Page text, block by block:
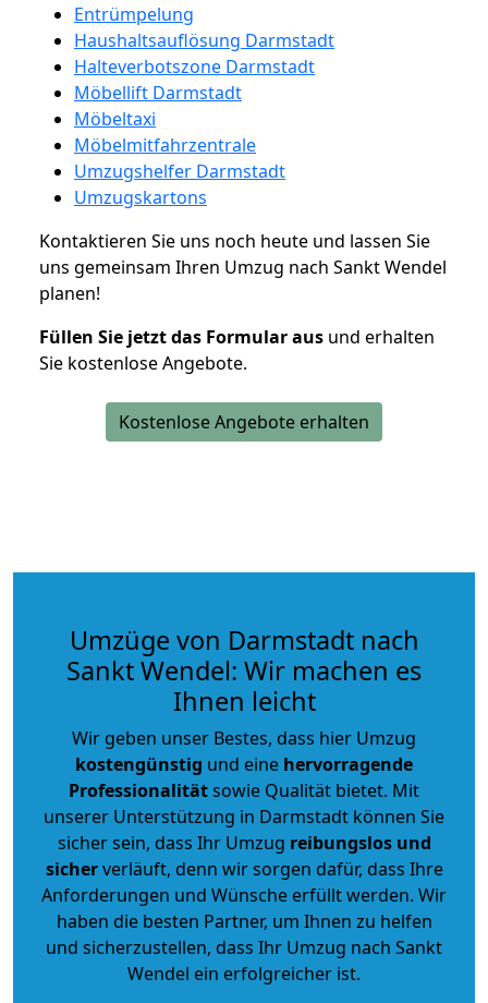
Entrümpelung
Haushaltsauflösung Darmstadt
Halteverbotszone Darmstadt
Möbellift Darmstadt
Möbeltaxi
Möbelmitfahrzentrale
Umzugshelfer Darmstadt
Umzugskartons
Kontaktieren Sie uns noch heute und lassen Sie
uns gemeinsam Ihren Umzug nach Sankt Wendel
planen!
Füllen Sie jetzt das Formular aus und erhalten
Sie kostenlose Angebote.
Kostenlose Angebote erhalten
Umzüge von Darmstadt nach
Sankt Wendel: Wir machen es
Ihnen leicht
Wir geben unser Bestes, dass hier Umzug
kostengünstig und eine hervorragende
Professionalitätsowie Qualität bietet. Mit
unserer Unterstützung in Darmstadt können Sie
sicher sein, dass Ihr Umzug reibungslos und
sicherverläuft, denn wir sorgen dafür, dass Ihre
Anforderungen und Wünsche erfüllt werden. Wir
haben die besten Partner, um Ihnen zu helfen
und sicherzustellen, dass Ihr Umzug nach Sankt
Wendel ein erfolgreicher ist.